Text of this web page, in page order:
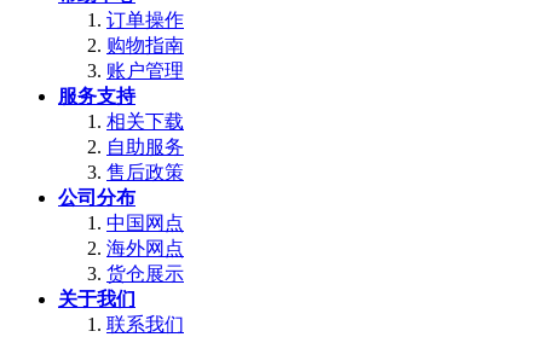
订单操作
购物指南
账户管理
服务支持
相关下载
自助服务
售后政策
公司分布
中国网点
海外网点
货仓展示
关于我们
联系我们